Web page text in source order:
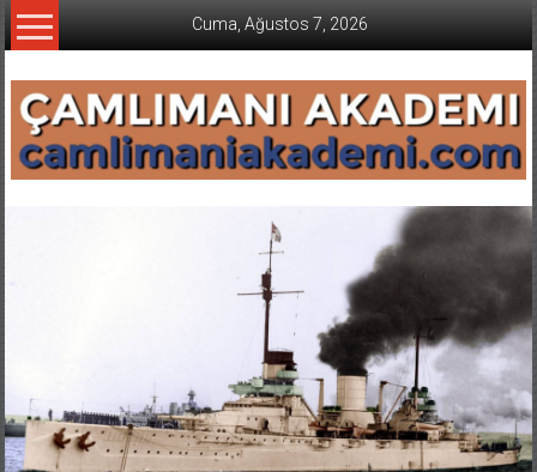
İçeriğe
geç
Cuma, Ağustos 7, 2026